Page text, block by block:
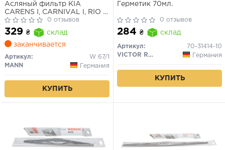
Асляный фильтр KIA
CARENS I, CARNIVAL I, RIO I,
MAZDA 2, 3
0 отзывов
329 ₴
склад
заканчивается
Артикул:
W 67/1
MANN
Германия
КУПИТЬ
Герметик 70мл.
0 отзывов
284 ₴ склад
Артикул:
70-31414-10
VICTOR REINZ
Германия
КУПИТЬ